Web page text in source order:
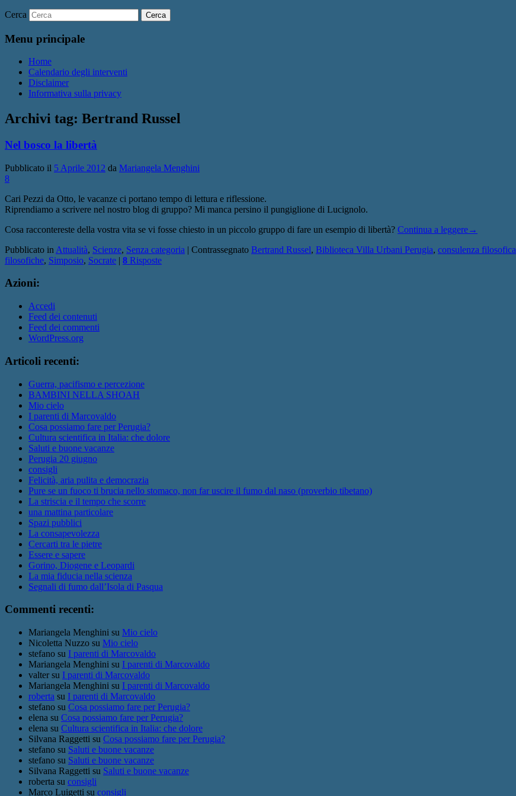
Cerca
Menu principale
Home
Calendario degli interventi
Disclaimer
Informativa sulla privacy
Archivi tag: Bertrand Russel
Nel bosco la libertà
Pubblicato il 5 Aprile 2012 da Mariangela Menghini
8
Cari Pezzi da Otto, le vacanze ci portano tempo di lettura e riflessione.
Riprendiamo a scrivere nel nostro blog di gruppo? Mi manca persino il pungiglione di Lucignolo.
Cosa raccontereste della vostra vita se vi fosse chiesto in un piccolo gruppo di fare un esempio di libertà? Continua a leggere→
Pubblicato in Attualità, Scienze, Senza categoria | Contrassegnato Bertrand Russel, Biblioteca Villa Urbani Perugia, consulenza filosofica
filosofiche, Simposio, Socrate | 8 Risposte
Azioni:
Accedi
Feed dei contenuti
Feed dei commenti
WordPress.org
Articoli recenti:
Guerra, pacifismo e percezione
BAMBINI NELLA SHOAH
Mio cielo
I parenti di Marcovaldo
Cosa possiamo fare per Perugia?
Cultura scientifica in Italia: che dolore
Saluti e buone vacanze
Perugia 20 giugno
consigli
Felicità, aria pulita e democrazia
Pure se un fuoco ti brucia nello stomaco, non far uscire il fumo dal naso (proverbio tibetano)
La striscia e il tempo che scorre
una mattina particolare
Spazi pubblici
La consapevolezza
Cercarti tra le pietre
Essere e sapere
Gorino, Diogene e Leopardi
La mia fiducia nella scienza
Segnali di fumo dall’Isola di Pasqua
Commenti recenti:
Mariangela Menghini su Mio cielo
Nicoletta Nuzzo su Mio cielo
stefano su I parenti di Marcovaldo
Mariangela Menghini su I parenti di Marcovaldo
valtersu I parenti di Marcovaldo
Mariangela Menghini su I parenti di Marcovaldo
roberta su I parenti di Marcovaldo
stefano su Cosa possiamo fare per Perugia?
elena su Cosa possiamo fare per Perugia?
elena su Cultura scientifica in Italia: che dolore
Silvana Raggetti su Cosa possiamo fare per Perugia?
stefano su Saluti e buone vacanze
stefano su Saluti e buone vacanze
Silvana Raggetti su Saluti e buone vacanze
roberta su consigli
Marco Luigetti su consigli